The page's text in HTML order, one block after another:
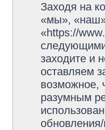
Заходя на
«мы»,
«https://
заходите и
оставляем
возможное,
разумным